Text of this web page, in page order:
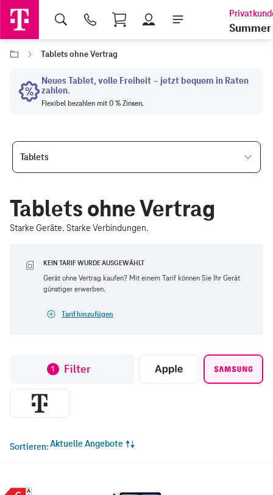
Shopping Cart
Summer
Tablets ohne Vertrag
Tablets
Tablets ohne Vertrag
Starke Geräte. Starke Verbindungen.
KEIN TARIF WURDE AUSGEWÄHLT
Gerät ohne Vertrag kaufen? Mit einem Tarif können Sie Ihr Gerät
günstiger erwerben.
Tarif hinzufügen
1 Filter
Sortieren Aktuelle Angebote